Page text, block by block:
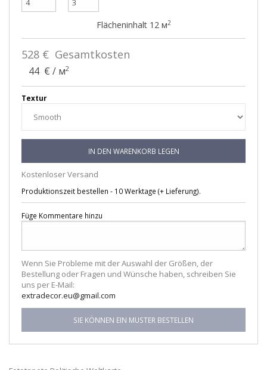
Flächeninhalt 12 м2
528 € Gesamtkosten
44 € / м2
Textur
IN DEN WARENKORB LEGEN
Kostenloser Versand
Produktionszeit bestellen - 10 Werktage (+ Lieferung).
Füge Kommentare hinzu
Wenn Sie Probleme mit der Auswahl der Größen, der
Bestellung oder Fragen und Wünsche haben, schreiben Sie
uns per E-Mail:
extradecor.eu@gmail.com
SIE KÖNNEN EIN MUSTER BESTELLEN